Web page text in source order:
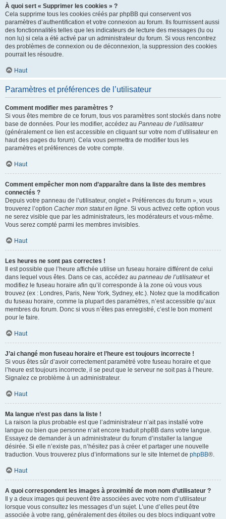
À quoi sert « Supprimer les cookies » ?
Cela supprime tous les cookies créés par phpBB qui conservent vos
paramètres d’authentification et votre connexion au forum. Ils fournissent aussi
des fonctionnalités telles que les indicateurs de lecture des messages (lu ou
non lu) si cela a été activé par un administrateur du forum. Si vous rencontrez
des problèmes de connexion ou de déconnexion, la suppression des cookies
pourrait les résoudre.
Haut
Paramètres et préférences de l’utilisateur
Comment modifier mes paramètres ?
Si vous êtes membre de ce forum, tous vos paramètres sont stockés dans notre
base de données. Pour les modifier, accédez au Panneau de l’utilisateur
(généralement ce lien est accessible en cliquant sur votre nom d’utilisateur en
haut des pages du forum). Cela vous permettra de modifier tous les
paramètres et préférences de votre compte.
Haut
Comment empêcher mon nom d’apparaître dans la liste des membres
connectés ?
Depuis votre panneau de l’utilisateur, onglet « Préférences du forum », vous
trouverez l’option Cacher mon statut en ligne. Si vous activez cette option vous
ne serez visible que par les administrateurs, les modérateurs et vous-même.
Vous serez compté parmi les membres invisibles.
Haut
Les heures ne sont pas correctes !
Il est possible que l’heure affichée utilise un fuseau horaire différent de celui
dans lequel vous êtes. Dans ce cas, accédez au panneau de l’utilisateuret
modifiez le fuseau horaire afin qu’il corresponde à la zone où vous vous
trouvez (ex : Londres, Paris, New York, Sydney, etc.). Notez que la modification
du fuseau horaire, comme la plupart des paramètres, n’est accessible qu’aux
membres du forum. Donc si vous n’êtes pas enregistré, c’est le bon moment
pour le faire.
Haut
J’ai changé mon fuseau horaire et l’heure est toujours incorrecte !
Si vous êtes sûr d’avoir correctement paramétré votre fuseau horaire et que
l’heure est toujours incorrecte, il se peut que le serveur ne soit pas à l’heure.
Signalez ce problème à un administrateur.
Haut
Ma langue n’est pas dans la liste !
La raison la plus probable est que l’administrateur n’ait pas installé votre
langue ou bien que personne n’ait encore traduit phpBB dans votre langue.
Essayez de demander à un administrateur du forum d’installer la langue
désirée. Si elle n’existe pas, n’hésitez pas à créer et partager une nouvelle
traduction. Vous trouverez plus d’informations sur le site Internet de phpBB®.
Haut
A quoi correspondent les images à proximité de mon nom d’utilisateur ?
Il y a deux images qui peuvent être associées avec votre nom d’utilisateur
lorsque vous consultez les messages d’un sujet. L’une d’elles peut être
associée à votre rang, généralement des étoiles ou des blocs indiquant votre